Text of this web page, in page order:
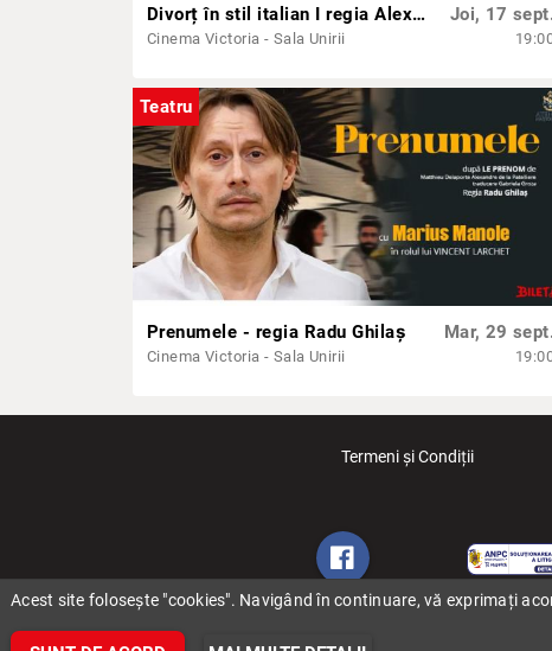
Divorț în stil italian I regia Alexandru Vasilachi
Cinema Victoria - Sala Unirii
Joi, 17
Teatru
Prenumele - regia Radu Ghilaș
Cinema Victoria - Sala Unirii
Mar, 29
Termeni și Condiții
Acest site folosește "cookies". Navigând în continuare, vă exprimați